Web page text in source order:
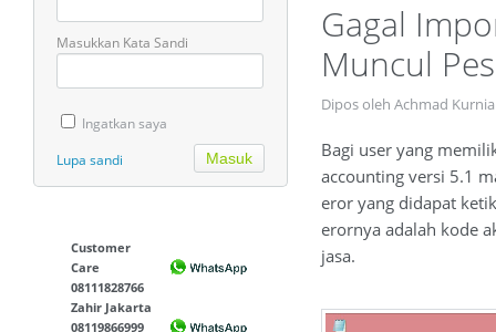
Masukkan Kata Sandi
Ingatkan saya
Lupa sandi
Customer
Care
08111828766
Zahir Jakarta
08119866999
Gagal
Muncul
Dipos oleh Achmad
Bagi user yang
accounting versi 5.1
eror yang didapat
erornya adalah kode
jasa.